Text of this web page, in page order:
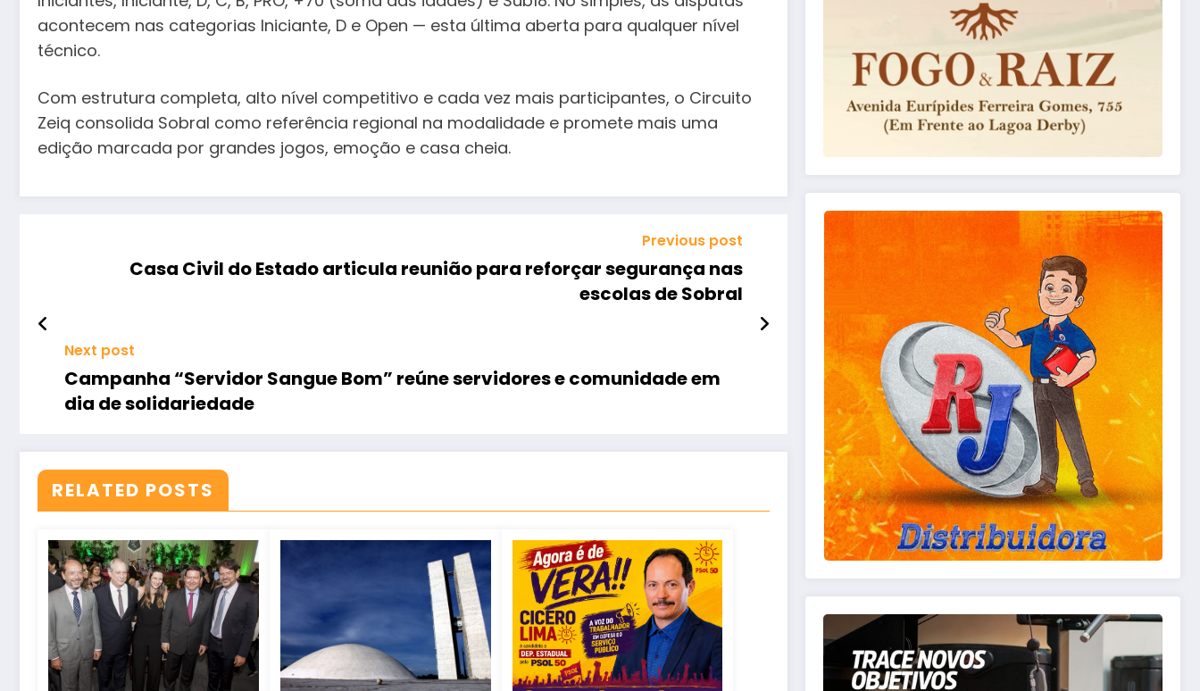
acontecem nas categorias Iniciante, D e Open — esta última aberta para qualquer nível
técnico.
Com estrutura completa, alto nível competitivo e cada vez mais participantes, o Circuito
Zeiq consolida Sobral como referência regional na modalidade e promete mais uma
edição marcada por grandes jogos, emoção e casa cheia.
Previous post
Casa Civil do Estado articula reunião para reforçar segurança nas
escolas de Sobral
Next post
Campanha “Servidor Sangue Bom” reúne servidores e comunidade em
dia de solidariedade
RELATED POSTS